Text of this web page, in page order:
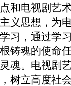
和电视剧艺
义思想，为
习，通过学
铸魂的使命
魂。电视剧
树立高度社